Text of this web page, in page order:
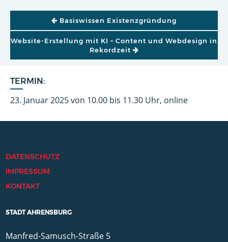
TERMIN:
23. Januar 2025 von 10.00 bis 11.30 Uhr, online
BEITRAGSNAVIGATION
Basiswissen Existenzgründung
Website-Erstellung mit KI – Content und Webdesign in
Rekordzeit
DATENSCHUTZ
IMPRESSUM
KONTAKT
STADT AHRENSBURG
Manfred-Samusch-Straße 5